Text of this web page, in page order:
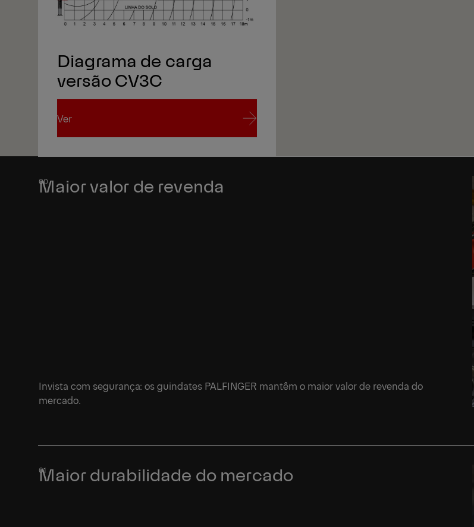
Diagrama de carga
versão CV3C
Ver
Ver
Maior valor de revenda
Invista com segurança: os guindates PALFINGER mantêm o maior valor de revenda do
mercado.
Maior durabilidade do mercado